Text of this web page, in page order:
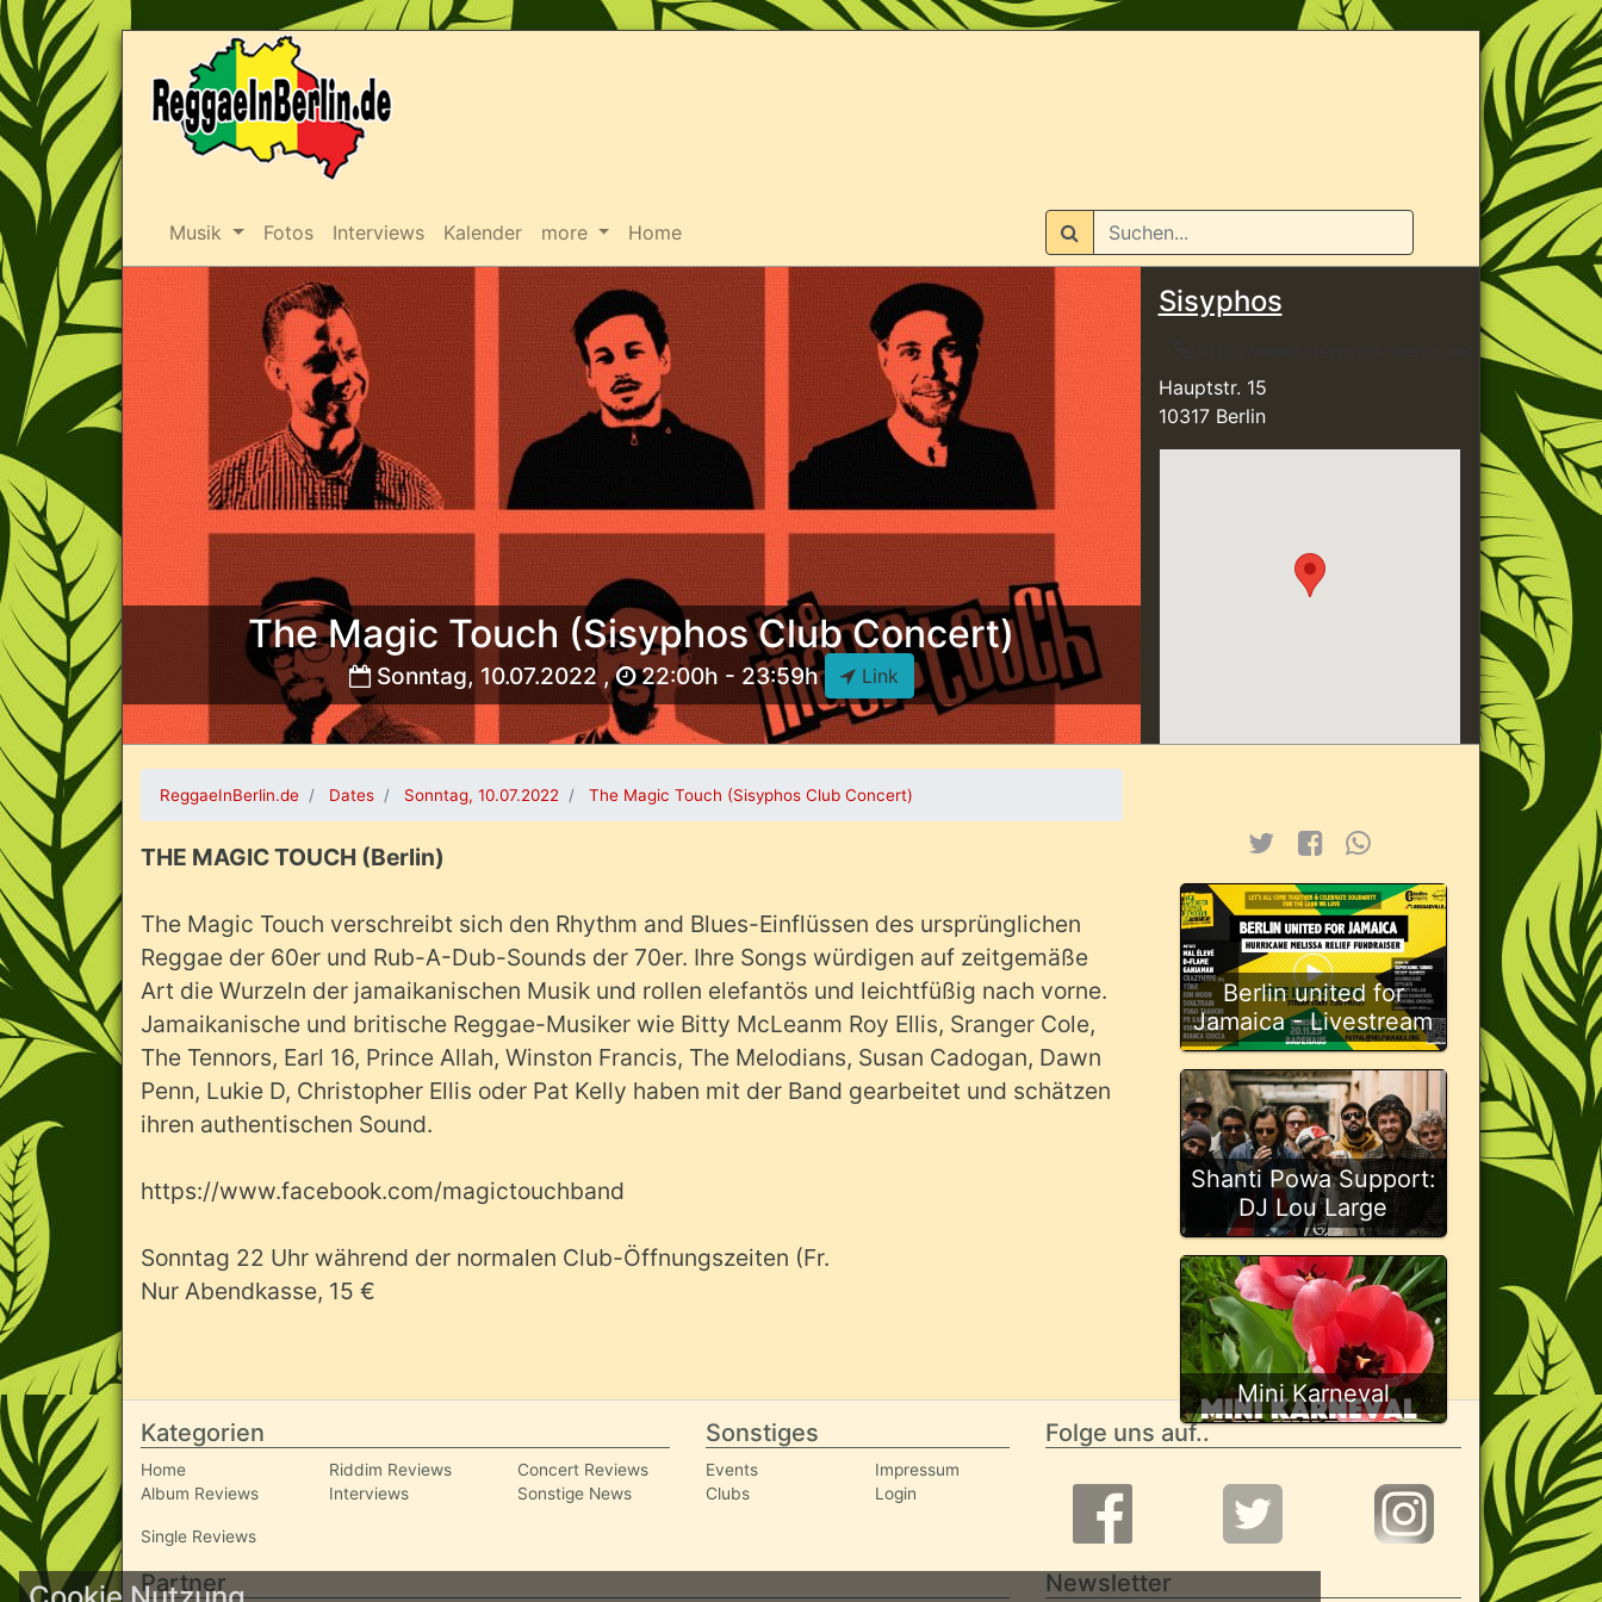
Musik Fotos Interviews Kalender more Home
Suchen
The Magic Touch (Sisyphos Club Concert)
Sonntag, 10.07.2022 , 22:00h - 23:59h Link
Bild:
Sisyphos
Hauptstr. 15
10317 Berlin
ReggaeInBerlin.de Dates Sonntag, 10.07.2022 The Magic Touch (Sisyphos Club Concert)
THE MAGIC TOUCH (Berlin)
The Magic Touch verschreibt sich den Rhythm and Blues-Einflüssen des ursprünglichen
Reggae der 60er und Rub-A-Dub-Sounds der 70er. Ihre Songs würdigen auf zeitgemäße
Art die Wurzeln der jamaikanischen Musik und rollen elefantös und leichtfüßig nach vorne.
Jamaikanische und britische Reggae-Musiker wie Bitty McLeanm Roy Ellis, Sranger Cole,
The Tennors, Earl 16, Prince Allah, Winston Francis, The Melodians, Susan Cadogan, Dawn
Penn, Lukie D, Christopher Ellis oder Pat Kelly haben mit der Band gearbeitet und schätzen
ihren authentischen Sound.
https://www.facebook.com/magictouchband
Sonntag 22 Uhr während der normalen Club-Öffnungszeiten (Fr.
Nur Abendkasse, 15 €
Berlin united for
Jamaica - Livestream
Shanti Powa Support:
DJ Lou Large
Mini Karneval
Kategorien
Home
Album Reviews
Riddim Reviews
Interviews
Concert Reviews
Sonstige News
Single Reviews
Sonstiges
Events
Clubs
Impressum
Login
Folge uns auf..
Partner Newsletter